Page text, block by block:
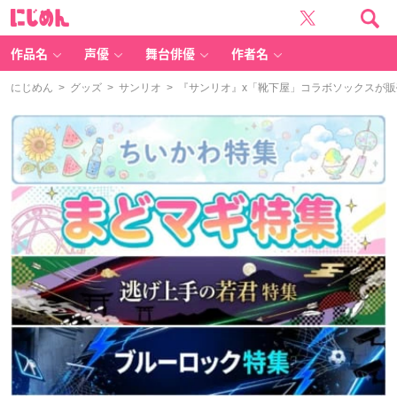
作品名 声優 舞台俳優 作者名
にじめん > グッズ > サンリオ > 『サンリオ』x「靴下屋」コラボソックスが